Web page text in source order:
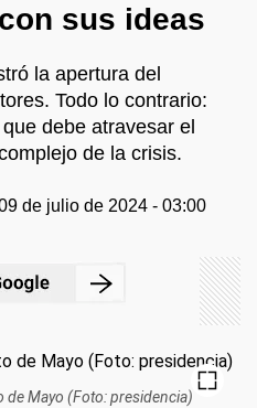
sus ideas
la apertura del
Todo lo contrario:
debe atravesar el
de la crisis.
de julio de 2024 - 03:00
de Mayo (Foto: presidencia)